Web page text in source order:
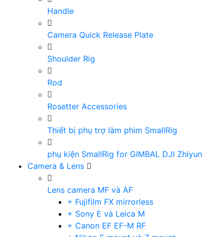
Handle
Camera Quick Release Plate
Shoulder Rig
Rod
Rosetter Accessories
Thiết bị phụ trợ làm phim SmallRig
phụ kiện SmallRig for GIMBAL DJI Zhiyun
Camera & Lens
Lens camera MF và AF
+ Fujifilm FX mirrorless
+ Sony E và Leica M
+ Canon EF EF-M RF